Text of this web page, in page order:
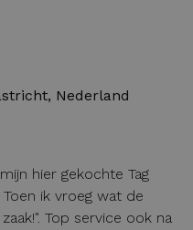
Nederland
hier gekochte Tag
ik vroeg wat de
Top service ook na